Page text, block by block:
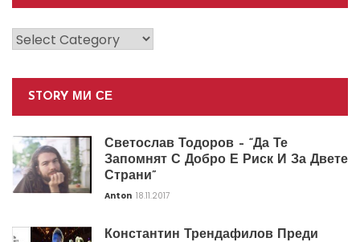
Категории
STORY МИ СЕ
Светослав Тодоров – “Да Те
Запомнят С Добро Е Риск И За Двете
Страни”
Anton 18.11.2017
Константин Трендафилов Преди